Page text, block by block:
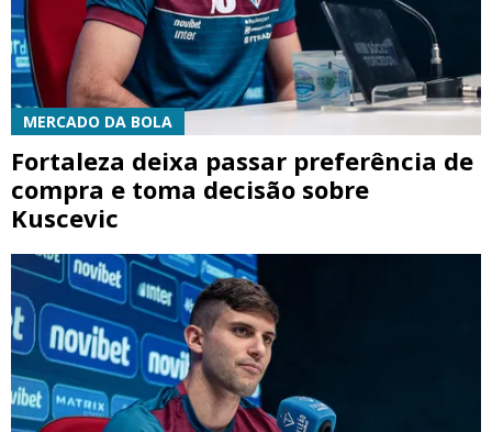
MERCADO DA BOLA
Fortaleza deixa passar preferência de
compra e toma decisão sobre
Kuscevic